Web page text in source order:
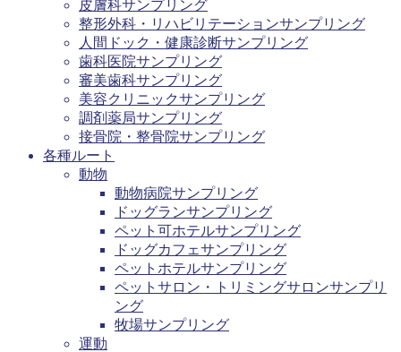
皮膚科サンプリング
整形外科・リハビリテーションサンプリング
人間ドック・健康診断サンプリング
歯科医院サンプリング
審美歯科サンプリング
美容クリニックサンプリング
調剤薬局サンプリング
接骨院・整骨院サンプリング
各種ルート
動物
動物病院サンプリング
ドッグランサンプリング
ペット可ホテルサンプリング
ドッグカフェサンプリング
ペットホテルサンプリング
ペットサロン・トリミングサロンサンプリ
ング
牧場サンプリング
運動